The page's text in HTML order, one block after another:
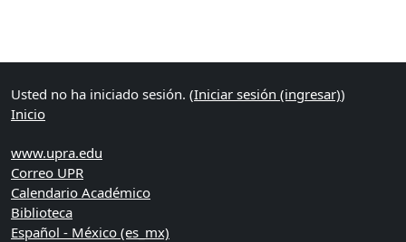
Usted no ha iniciado sesión. (Iniciar sesión (ingresar))
Inicio
www.upra.edu
Correo UPR
Calendario Académico
Biblioteca
Español - México ‎(es_mx)‎